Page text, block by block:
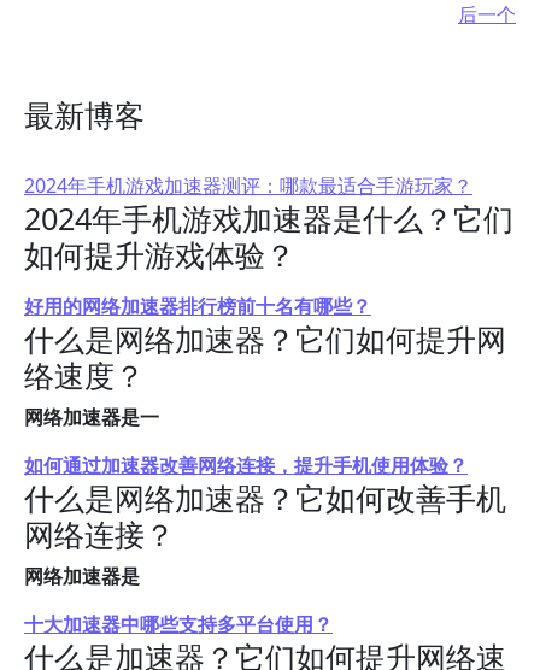
后一个
最新博客
2024年手机游戏加速器测评：哪款最适合手游玩家？
2024年手机游戏加速器是什么？它们
如何提升游戏体验？
好用的网络加速器排行榜前十名有哪些？
什么是网络加速器？它们如何提升网
络速度？
网络加速器是一
如何通过加速器改善网络连接，提升手机使用体验？
什么是网络加速器？它如何改善手机
网络连接？
网络加速器是
十大加速器中哪些支持多平台使用？
什么是加速器？它们如何提升网络速